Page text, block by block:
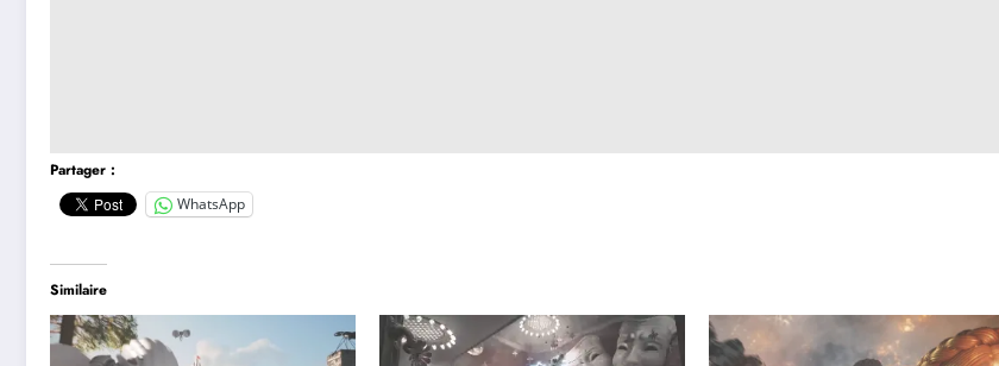
Partager :
WhatsApp
Similaire